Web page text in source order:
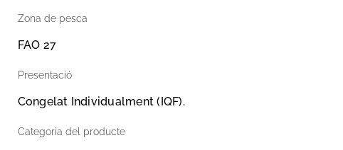
Zona de pesca
FAO 27
Presentació
Congelat Individualment (IQF).
Categoria del producte